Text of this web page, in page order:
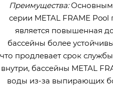
Преимущества:Основным
серии METAL FRAME
является повышенная
бассейны более
что продлевает срок
внутри, бассейны METAL
воды из-за выпирающих